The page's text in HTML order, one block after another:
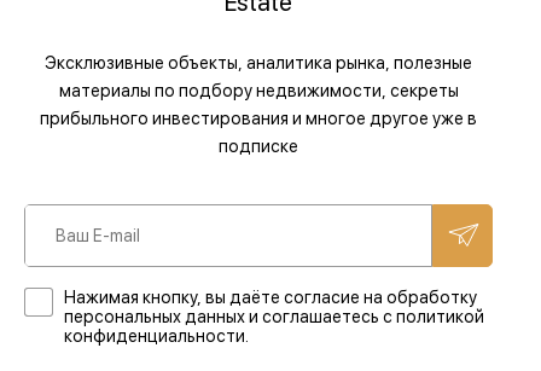
Эксклюзивные объекты, аналитика рынка, полезные
материалы по подбору недвижимости, секреты
прибыльного инвестирования и многое другое уже в
подписке
Нажимая кнопку, вы даёте согласие на обработку
персональных данных и соглашаетесь с политикой
конфиденциальности.